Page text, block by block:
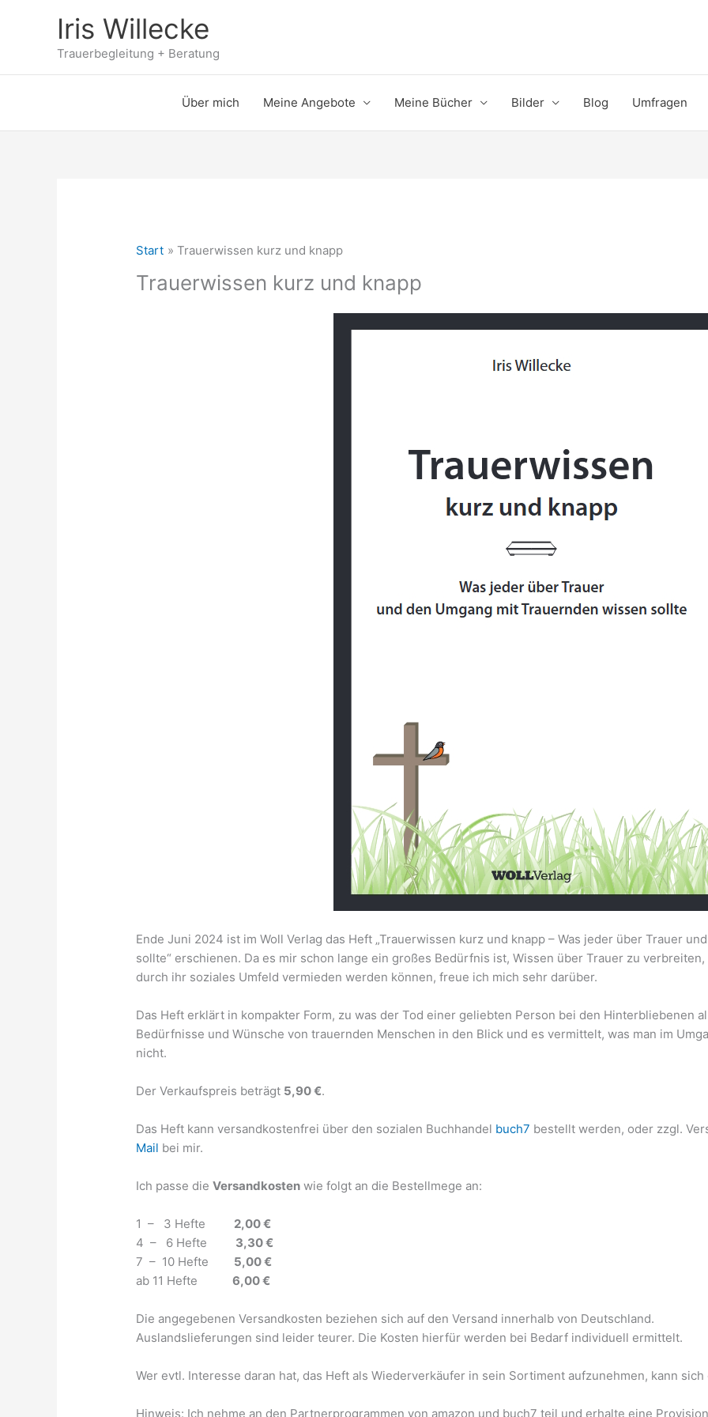
Iris Willecke
Trauerbegleitung + Beratung
Über mich Meine Angebote Meine Bücher Bilder Blog Umfragen
Start Trauerwissen kurz und knapp
Trauerwissen kurz und knapp
Ende Juni 2024 ist im Woll Verlag das Heft „Trauerwissen kurz und knapp – Was jeder über Trauer
sollte“ erschienen. Da es mir schon lange ein großes Bedürfnis ist, Wissen über Trauer zu
durch ihr soziales Umfeld vermieden werden können, freue ich mich sehr darüber.
Das Heft erklärt in kompakter Form, zu was der Tod einer geliebten Person bei den Hinterbliebenen
Bedürfnisse und Wünsche von trauernden Menschen in den Blick und es vermittelt, was man im
nicht.
Der Verkaufspreis beträgt 5,90 €.
Das Heft kann versandkostenfrei über den sozialen Buchhandel buch7 bestellt werden, oder zzgl.
Mail bei mir.
Ich passe dieVersandkosten wie folgt an die Bestellmege an:
1 – 3 Hefte 2,00 €
4 – 6 Hefte 3,30 €
7 – 10 Hefte 5,00 €
ab 11 Hefte6,00 €
Die angegebenen Versandkosten beziehen sich auf den Versand innerhalb von Deutschland.
Auslandslieferungen sind leider teurer. Die Kosten hierfür werden bei Bedarf individuell ermittelt.
Wer evtl. Interesse daran hat, das Heft als Wiederverkäufer in sein Sortiment aufzunehmen, kann
Hinweis: Ich nehme an den Partnerprogrammen von amazon und buch7 teil und erhalte eine